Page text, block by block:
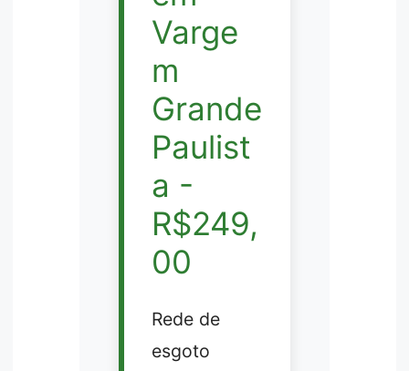
Varge
m
Grande
Paulist
a -
R$249,
00
Rede de
esgoto